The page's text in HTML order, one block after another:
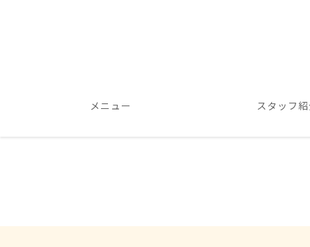
メニュー スタッフ